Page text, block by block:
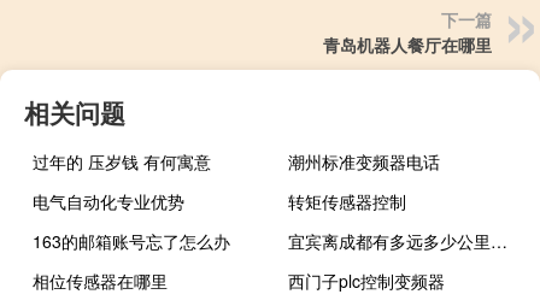
下一篇
青岛机器人餐厅在哪里
相关问题
过年的 压岁钱 有何寓意
潮州标准变频器电话
电气自动化专业优势
转矩传感器控制
163的邮箱账号忘了怎么办
宜宾离成都有多远多少公里（宜宾离成都有多远）
相位传感器在哪里
西门子plc控制变频器